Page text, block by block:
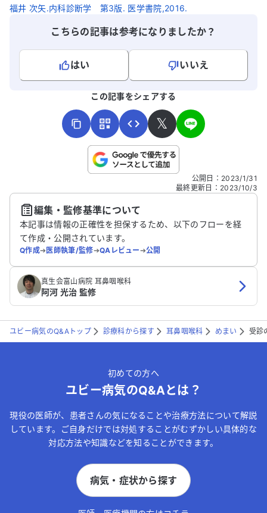
と助かります。
福井 次矢.内科診断学 第3版. 医学書院,2016.
こちらの記事は参考になりましたか？
はい
いいえ
こちらは送信専用のフォームです。氏名やご自身の病気の詳細な
送信する
この記事をシェアする
𝕏
公開日 ： 2023/1/31
最終更新日 ： 2023/10/3
編集・監修基準について
本記事は情報の正確性を担保するため、以下のフローを経
て作成・公開されています。
Q作成➔医師執筆/監修➔QAレビュー➔公開
真生会富山病院 耳鼻咽喉科
阿河 光治 監修
ユビー病気のQ&Aトップ 診療科から探す 耳鼻咽喉科 めまい 受診
初めての方へ
ユビー病気のQ&Aとは？
現役の医師が、患者さんの気になることや治療方法について解説
しています。ご自身だけでは対処することがむずかしい具体的な
対応方法や知識などを知ることができます。
病気・症状から探す